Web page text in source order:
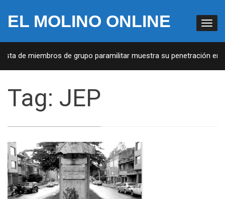
EL MOLINO ONLINE
de miembros de grupo paramilitar muestra su penetración en la
Tag: JEP